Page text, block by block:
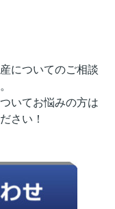
についてのご相談
いてお悩みの方は
さい！